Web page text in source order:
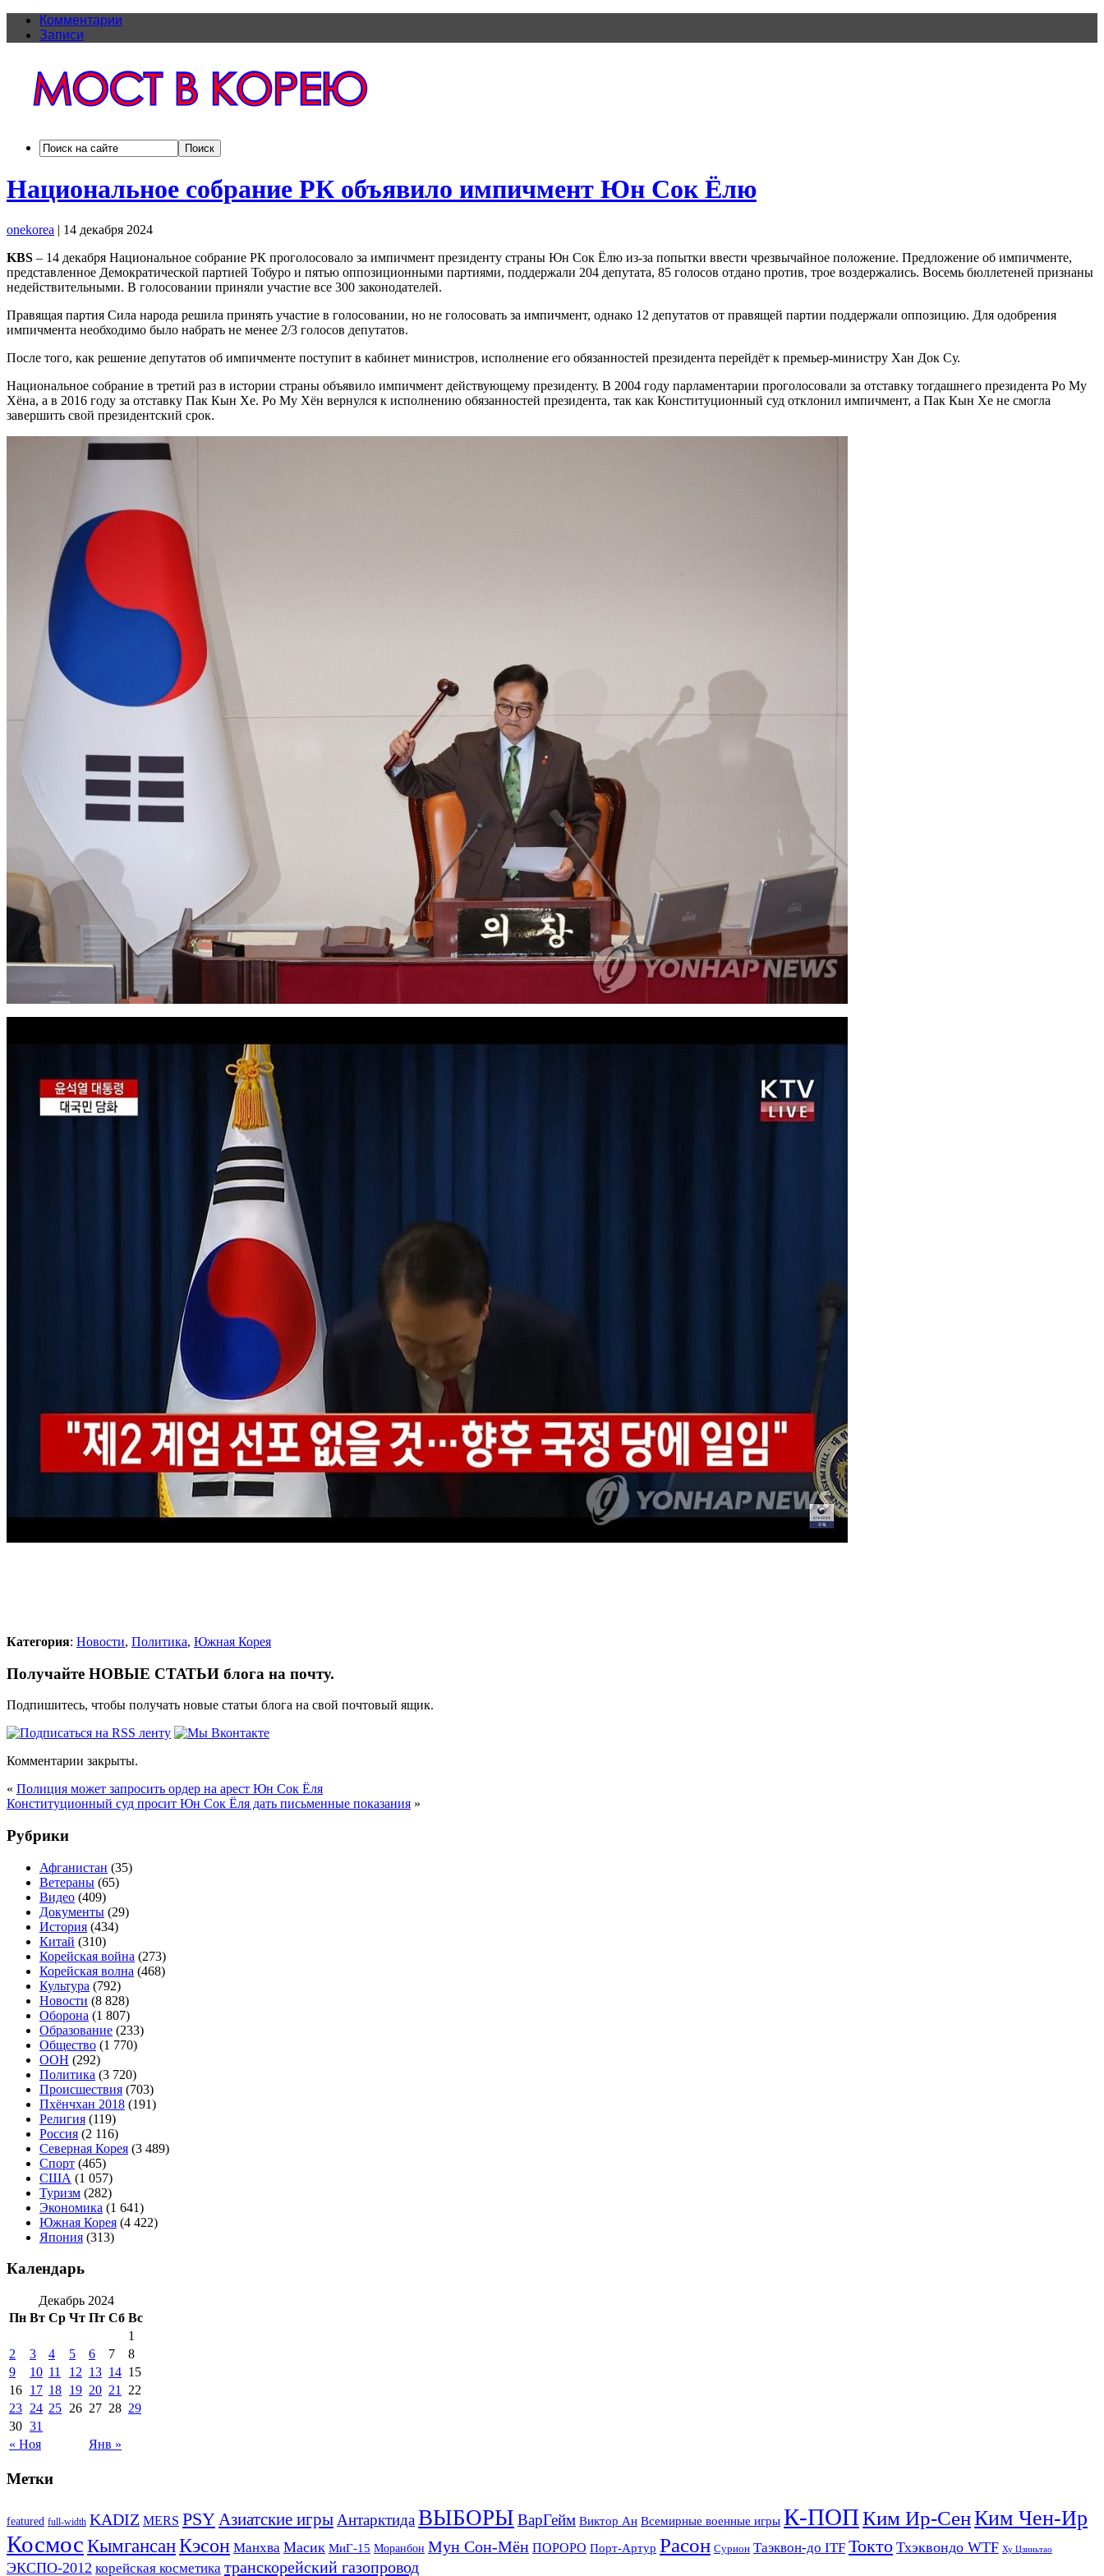
Комментарии
Записи
Национальное собрание РК объявило импичмент Юн Сок Ёлю
onekorea | 14 декабря 2024
KBS – 14 декабря Национальное собрание РК проголосовало за импичмент президенту страны Юн Сок Ёлю из-за попытки ввести чрезвычайное положение. Предложение об импичменте,
представленное Демократической партией Тобуро и пятью оппозиционными партиями, поддержали 204 депутата, 85 голосов отдано против, трое воздержались. Восемь бюллетеней признаны
недействительными. В голосовании приняли участие все 300 законодателей.
Правящая партия Сила народа решила принять участие в голосовании, но не голосовать за импичмент, однако 12 депутатов от правящей партии поддержали оппозицию. Для одобрения
импичмента необходимо было набрать не менее 2/3 голосов депутатов.
После того, как решение депутатов об импичменте поступит в кабинет министров, исполнение его обязанностей президента перейдёт к премьер-министру Хан Док Су.
Национальное собрание в третий раз в истории страны объявило импичмент действующему президенту. В 2004 году парламентарии проголосовали за отставку тогдашнего президента Ро Му
Хёна, а в 2016 году за отставку Пак Кын Хе. Ро Му Хён вернулся к исполнению обязанностей президента, так как Конституционный суд отклонил импичмент, а Пак Кын Хе не смогла
завершить свой президентский срок.
Категория: Новости, Политика, Южная Корея
Получайте НОВЫЕ СТАТЬИ блога на почту.
Подпишитесь, чтобы получать новые статьи блога на свой почтовый ящик.
Комментарии закрыты.
« Полиция может запросить ордер на арест Юн Сок Ёля
Конституционный суд просит Юн Сок Ёля дать письменные показания »
Рубрики
Афганистан (35)
Ветераны (65)
Видео (409)
Документы (29)
История (434)
Китай (310)
Корейская война (273)
Корейская волна (468)
Культура (792)
Новости (8 828)
Оборона (1 807)
Образование (233)
Общество (1 770)
ООН (292)
Политика (3 720)
Происшествия (703)
Пхёнчхан 2018 (191)
Религия (119)
Россия (2 116)
Северная Корея (3 489)
Спорт (465)
США (1 057)
Туризм (282)
Экономика (1 641)
Южная Корея (4 422)
Япония (313)
Календарь
Декабрь 2024
Пн Вт Ср Чт Пт Сб Вс
« Ноя Янв »
1
2
3 4 5 6 7
8
9
10 11 12 13 14 15
16 17 18 19 20 21
22
23 24 25 26 27 28 29
30 31
Метки
featured full-width KADIZ MERS PSY Азиатские игры АнтарктидаВЫБОРЫ ВарГейм Виктор Ан Всемирные военные игры К-ПОПКим Ир-СенКим Чен-Ир
Космос КымгансанКэсон Манхва Масик МиГ-15 Моранбон Мун Сон-Мён ПОРОРО Порт-Артур Расон Сурион Таэквон-до ITF Токто Тхэквондо WTF Ху Цзиньтао
ЭКСПО-2012 корейская косметика транскорейский газопровод